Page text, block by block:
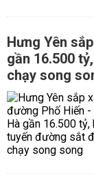
Hưng Yên
gần 16.500
chạy song